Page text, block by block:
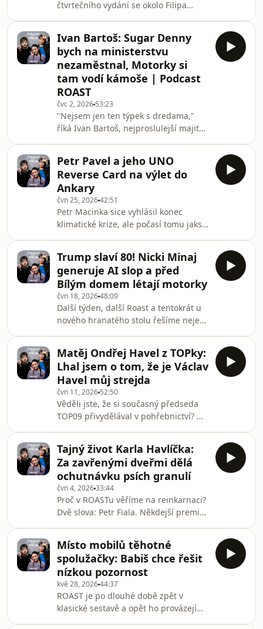
úplně jedno," řekl Macinka na adresu
policejního vyšetřování nehody. V
nové epizodě ROASTU proto musíme
spekulovat: Co j
čtvrtečního vydání se okolo Filipa
Roastu museli udělat postprodukční
zásah. A stejně jako nebohý řidič
vozidla záchranné služby, který
skončil v traumacentru, máme trauma
rozhodně i my. Mimo Turka a jeho
Motoristických kolegů, kteří dělají
neméně ostudy než on řešíme ale i
pivo Petra Pavla s Kean
Ivan Bartoš: Sugar Denny
bych na ministerstvu
nezaměstnal, Motorky si
tam vodí kámoše | Podcast
ROAST
čvc 2, 2026 53:23
"Nejsem jen ten týpek s dredama,"
říká Ivan Bartoš, nejproslulejší majitel
vypadat – a jestli jednoho vidí při
pohledu do zrcadla. 👀 Bývalý
předseda Pirátů v nejnovějším
ROASTím inverview především
bilancuje (emphasis on bi): svého
nástupce Zdeňka Hřiba, uplynulých 15
let v politice i spolupráci se Sugar
Denny. "Na ministerstvu
Petr Pavel a jeho UNO
Reverse Card na výlet do
Ankary
čvn 25, 202642:51
Petr Macinka sice vyhlásil konec
klimatické krize, ale počasí tomu jaksi
mimořádně vypjatou výpravou Petra
Pavla na summit NATO do Ankary a
stejně jako někteří naši politici jsme
se mu snažili taktně říct: “Petře, do tý
Ankary prostě nejedeš...“. To by ale
nebyl náš prezident, kdyby do toho
nehodil uno reverse card v podobě
kompeteční ža
Trump slaví 80! Nicki Minaj
generuje AI slop a před
Bílým domem létají motorky
čvn 18, 202648:09
Další týden, další Roast a tentokrát u
nového hranatého stolu řešíme nejen
tiktokerka, která se jmenovala
královnou Slovenska, co víme o útoku
na práva trans lidí, jak budou
stávkovat veřejnoprávní média a jaký
má Petr Fiala vztah k pivu?
Matěj Ondřej Havel z TOPky:
Lhal jsem o tom, že je Václav
Havel můj strejda
čvn 11, 2026 52:50
Věděli jste, že si současný předseda
TOP09 přivydělával v pohřebnictví? My
Havel* alias *Havel z TOPky* není
pouze politikem, ale také _tátou,
varhaníkem, skautem a učitelem._ V
nejnovějším ROASTím rozhovoru
proto *vystavuje vysvědčení svým
sněmovním kolegům.* Proč Babiš
neobstojí v zeměpise ani finanční
gramotnosti, Filip Tu
Tajný život Karla Havlíčka:
Za zavřenými dveřmi dělá
ochutnávku psích granulí
čvn 4, 202633:44
Proč v ROASTu věříme na reinkarnaci?
Dvě slova: Petr Fiala. Někdejší premiér
jako influencer.* A my si nejsme jistí,
jestli nám náhodou trochu nechybí
ten starý známý (ale hlavně starý)
profesor, který nevěděl, co je six-
seven, a nevcházel do každé místnosti
za tónů písně _My jsme Petr Fiala._ 🫣
V nejnovějším díle ROASTu lus
Místo mobilů těhotné
spolužačky: Babiš chce řešit
nízkou pozornost
kvě 28, 202644:37
ROAST je po dlouhé době zpět v
klasické sestavě a opět ho provázejí